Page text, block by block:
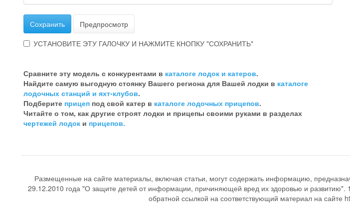
Сохранить
Предпросмотр
УСТАНОВИТЕ ЭТУ ГАЛОЧКУ И НАЖМИТЕ КНОПКУ "СОХРАНИТЬ"
говорит
о
том,
что
Вы
хотите
Сравните эту модель с конкурентами в каталоге лодок и катеров.
Найдите самую выгодную стоянку Вашего региона для Вашей лодки в каталоге
лодочных станций и яхт-клубов.
Подберите прицеп под свой катер в каталоге лодочных прицепов.
Читайте о том, как другие строят лодки и прицепы своими руками в разделах
чертежей лодок и прицепов.
Размещенные на сайте материалы, включая статьи, могут содержать информацию,
29.12.2010 года "О защите детей от информации, причиняющей вред их здоровью и развитию".
обратной ссылкой на соответствующий материал на сайте